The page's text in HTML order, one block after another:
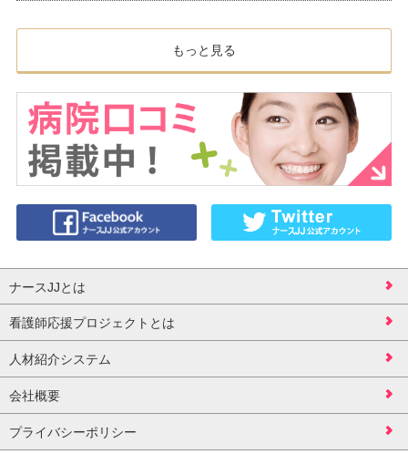
もっと見る
ナースJJとは
看護師応援プロジェクトとは
人材紹介システム
会社概要
プライバシーポリシー